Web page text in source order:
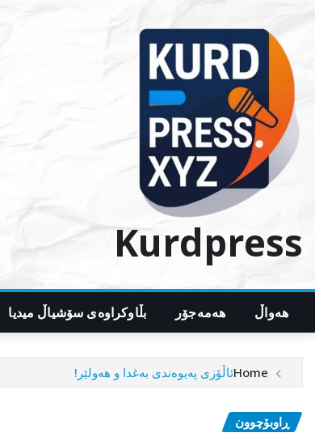
content
Kurdpress
هەواڵ هەمەجۆر بڵاوکراوەی سۆشیاڵ میدیا
Homeئاڵۆزی پەیوەندی بەغدا و هەولێر!
ڕاوبۆچوون